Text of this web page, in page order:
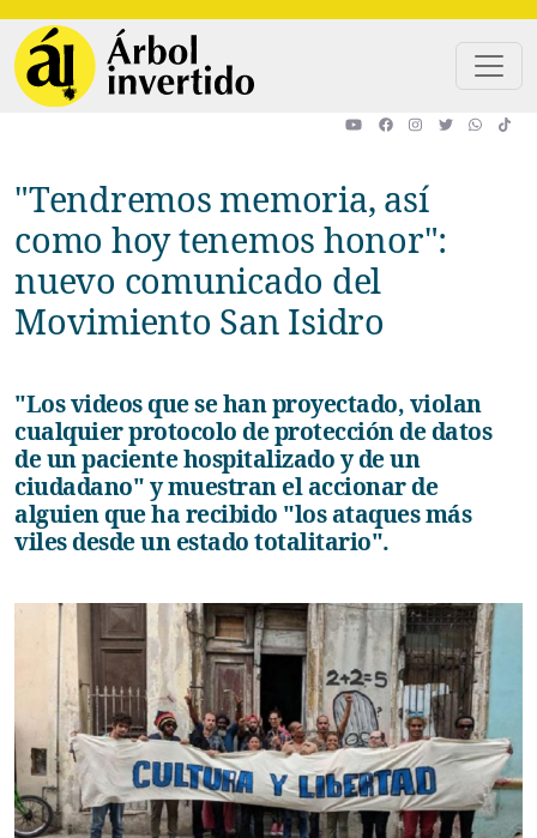
"Tendremos memoria, así
como hoy tenemos honor":
nuevo comunicado del
Movimiento San Isidro
"Los videos que se han proyectado, violan
cualquier protocolo de protección de datos
de un paciente hospitalizado y de un
ciudadano" y muestran el accionar de
alguien que ha recibido "los ataques más
viles desde un estado totalitario".